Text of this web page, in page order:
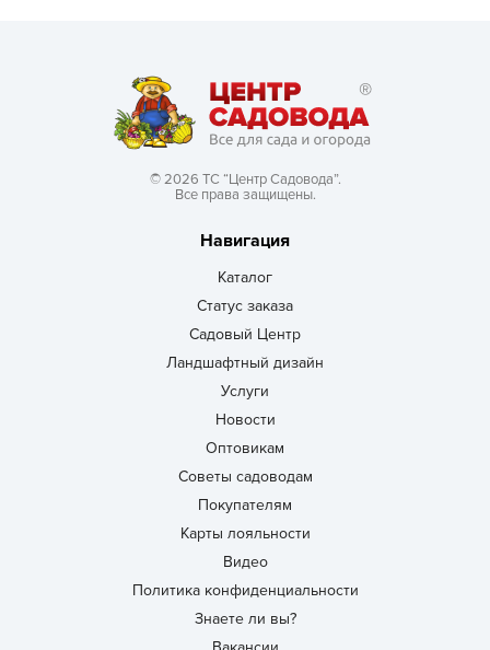
© 2026 ТС “Центр Садовода”.
Все права защищены.
Навигация
Каталог
Статус заказа
Садовый Центр
Ландшафтный дизайн
Услуги
Новости
Оптовикам
Советы садоводам
Покупателям
Карты лояльности
Видео
Политика конфиденциальности
Знаете ли вы?